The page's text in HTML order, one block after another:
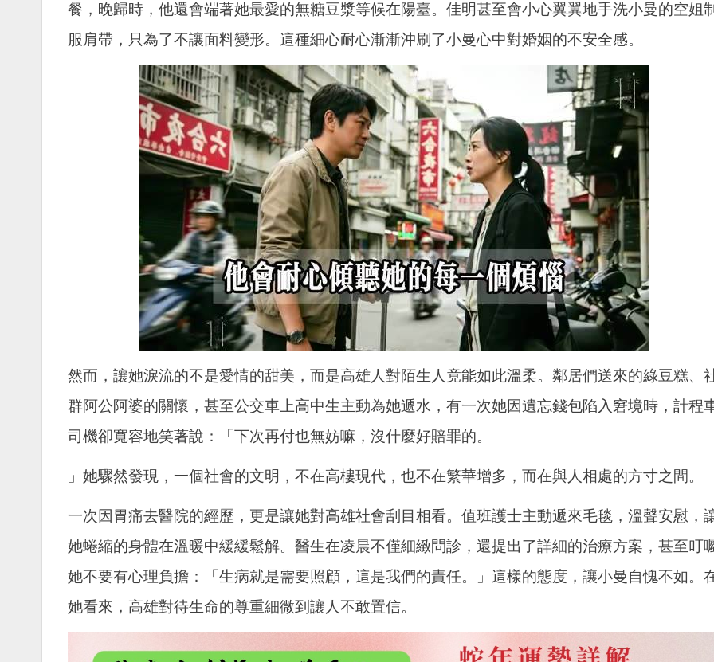
餐，晚歸時，他還會端著她最愛的無糖豆漿等候在陽臺。佳明甚至會小心翼翼地手洗小曼的空姐
服肩帶，只為了不讓面料變形。這種細心耐心漸漸沖刷了小曼心中對婚姻的不安全感。
然而，讓她淚流的不是愛情的甜美，而是高雄人對陌生人竟能如此溫柔。鄰居們送來的綠豆糕、
群阿公阿婆的關懷，甚至公交車上高中生主動為她遞水，有一次她因遺忘錢包陷入窘境時，計程
司機卻寬容地笑著說：「下次再付也無妨嘛，沒什麼好賠罪的。
」她驟然發現，一個社會的文明，不在高樓現代，也不在繁華增多，而在與人相處的方寸之間。
一次因胃痛去醫院的經歷，更是讓她對高雄社會刮目相看。值班護士主動遞來毛毯，溫聲安慰，
她蜷縮的身體在溫暖中緩緩鬆解。醫生在凌晨不僅細緻問診，還提出了詳細的治療方案，甚至叮
她不要有心理負擔：「生病就是需要照顧，這是我們的責任。」這樣的態度，讓小曼自愧不如。
她看來，高雄對待生命的尊重細微到讓人不敢置信。